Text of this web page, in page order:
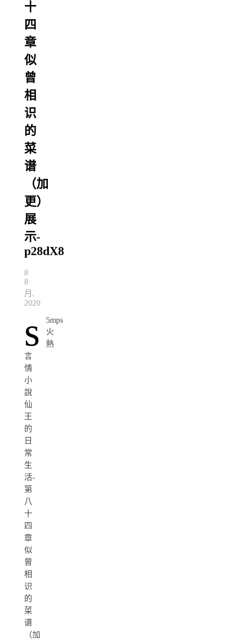
十
四
章
似
曾
相
识
的
菜
谱
（加
更）
展
示-
p28dX8
8
8
月,
2020
s
5mps
火
熱
言
情
小
說
仙
王
的
日
常
生
活-
第
八
十
四
章
似
曾
相
识
的
菜
谱
（加